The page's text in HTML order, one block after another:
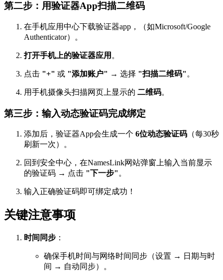
第二步：用验证器App扫描二维码
在手机应用中心下载验证器app，（如Microsoft/Google
Authenticator）。
打开手机上的验证器应用 。
点击 "+" 或 "添加账户" → 选择 "扫描二维码" 。
用手机摄像头扫描网页上显示的 二维码。
第三步：输入动态验证码完成绑定
添加后，验证器App会生成一个 6位动态验证码 （每30秒
刷新一次）。
回到安全中心，在NamesLink网站弹窗上输入当前显示
的验证码 → 点击 "下一步" 。
输入正确验证码即可绑定成功！
关键注意事项
时间同步 ：
确保手机时间与网络时间同步（设置 → 日期与时
间 → 自动同步）。